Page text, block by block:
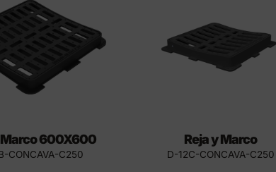
Marco 600X600
CONCAVA-C250
Reja y Marco
D-12C-CONCAVA-C250